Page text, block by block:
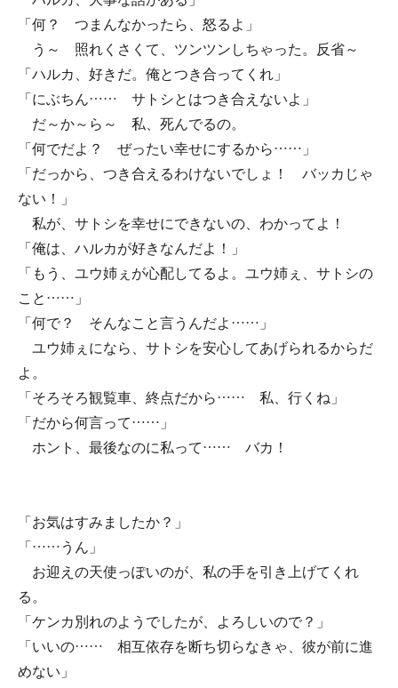
「何？ つまんなかったら、怒るよ」
う～ 照れくさくて、ツンツンしちゃった。反省～
「ハルカ、好きだ。俺とつき合ってくれ」
「にぶちん…… サトシとはつき合えないよ」
だ～か～ら～ 私、死んでるの。
「何でだよ？ ぜったい幸せにするから……」
「だっから、つき合えるわけないでしょ！ バッカじゃ
ない！」
私が、サトシを幸せにできないの、わかってよ！
「俺は、ハルカが好きなんだよ！」
「もう、ユウ姉ぇが心配してるよ。ユウ姉ぇ、サトシの
こと……」
「何で？ そんなこと言うんだよ……」
ユウ姉ぇになら、サトシを安心してあげられるからだ
よ。
「そろそろ観覧車、終点だから…… 私、行くね」
「だから何言って……」
ホント、最後なのに私って…… バカ！
「お気はすみましたか？」
「……うん」
お迎えの天使っぽいのが、私の手を引き上げてくれ
る。
「ケンカ別れのようでしたが、よろしいので？」
「いいの…… 相互依存を断ち切らなきゃ、彼が前に進
めない」